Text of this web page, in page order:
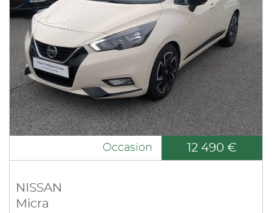
Occasion 12 490 €
NISSAN
Micra